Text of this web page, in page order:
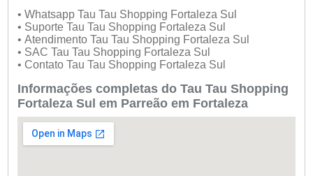
• Whatsapp Tau Tau Shopping Fortaleza Sul
• Suporte Tau Tau Shopping Fortaleza Sul
• Atendimento Tau Tau Shopping Fortaleza Sul
• SAC Tau Tau Shopping Fortaleza Sul
• Contato Tau Tau Shopping Fortaleza Sul
Informações completas do Tau Tau Shopping
Fortaleza Sul em Parreão em Fortaleza